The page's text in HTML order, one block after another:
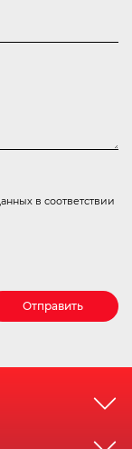
в соответствии
Отправить